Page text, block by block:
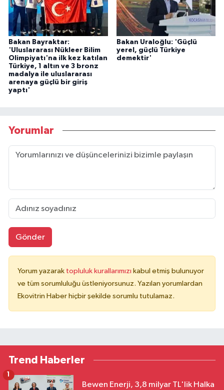
Bakan Bayraktar:
'Uluslararası Nükleer Bilim
Olimpiyatı'na ilk kez katılan
Türkiye, 1 altın ve 3 bronz
madalya ile uluslararası
arenaya güçlü bir giriş
yaptı'
Bakan Uraloğlu: 'Güçlü
yerel, güçlü Türkiye
demektir'
Yorumlar
Gönder
Yorum yazarak topluluk kurallarımızı kabul etmiş bulunuyor
ve tüm sorumluluğu üstleniyorsunuz. Yazılan yorumlardan
Ekovitrin Haber hiçbir şekilde sorumlu tutulamaz.
Trend Haberler
Bewen Enerji, 3,8 milyar TL'lik Halka
1